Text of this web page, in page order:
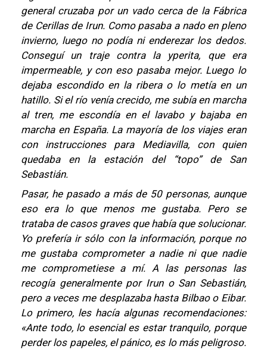
general cruzaba por un vado cerca de la Fábrica
de Cerillas de Irun. Como pasaba a nado en pleno
invierno, luego no podía ni enderezar los dedos.
Conseguí un traje contra la yperita, que era
impermeable, y con eso pasaba mejor. Luego lo
dejaba escondido en la ribera o lo metía en un
hatillo. Si el río venía crecido, me subía en marcha
al tren, me escondía en el lavabo y bajaba en
marcha en España. La mayoría de los viajes eran
con instrucciones para Mediavilla, con quien
quedaba en la estación del “topo” de San
Sebastián.
Pasar, he pasado a más de 50 personas, aunque
eso era lo que menos me gustaba. Pero se
trataba de casos graves que había que solucionar.
Yo prefería ir sólo con la información, porque no
me gustaba comprometer a nadie ni que nadie
me comprometiese a mí. A las personas las
recogía generalmente por Irun o San Sebastián,
pero a veces me desplazaba hasta Bilbao o Eibar.
Lo primero, les hacía algunas recomendaciones:
«Ante todo, lo esencial es estar tranquilo, porque
perder los papeles, el pánico, es lo más peligroso.